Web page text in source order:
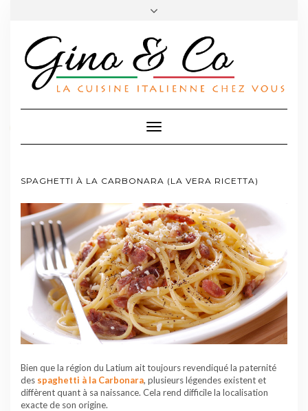
PINTEREST
A PROPOS
CONTACT
Toggle
Navigation
SPAGHETTI À LA CARBONARA (LA VERA RICETTA)
Bien que la région du Latium ait toujours revendiqué la paternité
des spaghetti à la Carbonara, plusieurs légendes existent et
diffèrent quant à sa naissance. Cela rend difficile la localisation
exacte de son origine.